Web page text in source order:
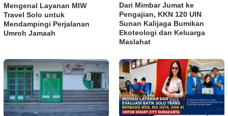
Mengenal Layanan MIW
Travel Solo untuk
Mendampingi Perjalanan
Umroh Jamaah
Dari Mimbar Jumat ke
Pengajian, KKN 120 UIN
Sunan Kalijaga Bumikan
Ekoteologi dan Keluarga
Maslahat